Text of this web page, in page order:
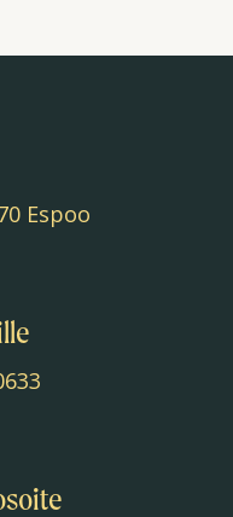
Espoo